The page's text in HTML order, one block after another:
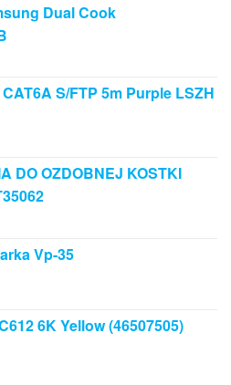
Dual Cook
S/FTP 5m Purple LSZH
DO OZDOBNEJ KOSTKI
Vp-35
6K Yellow (46507505)